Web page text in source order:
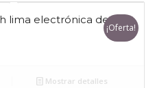
lima electrónica de
¡Oferta!
Mostrar detalles